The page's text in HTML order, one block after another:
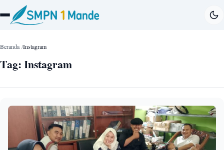
Beranda Instagram
Tag: Instagram